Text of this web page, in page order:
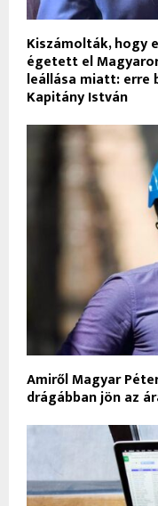
Kiszámolták, hogy
égetett el
leállása miatt: erre
Kapitány István
Amiről Magyar
drágábban jön az